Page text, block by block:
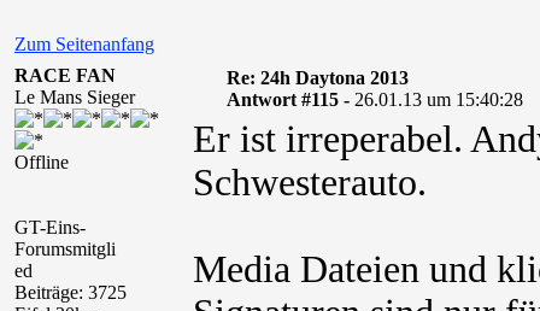
Zum Seitenanfang
RACE FAN
Le Mans Sieger
Offline
GT-Eins-
Forumsmitgli
ed
Beiträge: 3725
Re: 24h Daytona 2013
Antwort #115 - 26.01.13 um 15:40:28
Er ist irreperabel.
Schwesterauto.
Media Dateien und